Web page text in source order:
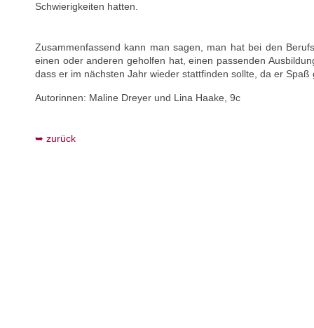
Schwierigkeiten hatten.
Zusammenfassend kann man sagen, man hat bei den
einen oder anderen geholfen hat, einen passenden
dass er im nächsten Jahr wieder stattfinden sollte, da er Spaß
Autorinnen: Maline Dreyer und Lina Haake, 9c
zurück